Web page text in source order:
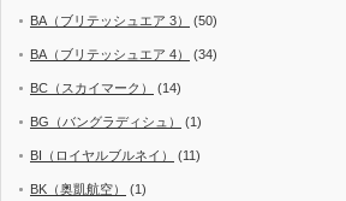
BA（ブリテッシュエア 3） (50)
BA（ブリテッシュエア 4） (34)
BC（スカイマーク） (14)
BG（バングラディシュ） (1)
BI（ロイヤルブルネイ） (11)
BK（奥凱航空） (1)